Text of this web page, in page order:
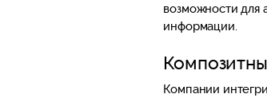
возможности для
информации.
Компании